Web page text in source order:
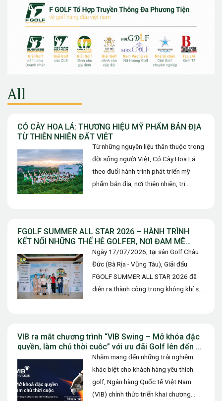
All
CỎ CÂY HOA LÁ: THƯƠNG HIỆU MỸ PHẨM BẢN ĐỊA
TỪ THIÊN NHIÊN ĐẤT VIỆT
Từ những nguyên liệu thân thuộc trong
đời sống người Việt, Cỏ Cây Hoa Lá
theo đuổi hành trình phát triển mỹ
phẩm bản địa, nơi thiên nhiên, tri
FGOLF SUMMER ALL STAR 2026 – HÀNH TRÌNH
KẾT NỐI NHỮNG THẾ HỆ GOLFER, NƠI ĐAM MÊ
ĐƯỢC TIẾP NỐI VÀ TỎA SÁNGNgày 17/07/2026, tại sân Golf Châu
Đức (Bà Rịa - Vũng Tàu), Giải đấu
FGOLF SUMMER ALL STAR 2026 đã
diễn ra thành công trong không khí sôi
VIB ra mắt chương trình “VIB Swing – Mở khóa đặc
quyền, làm chủ thời cuộc” với ưu đãi Golf lên đến 10
Nhằm mang đến những trải nghiệm
khác biệt cho khách hàng yêu thích
golf, Ngân hàng Quốc tế Việt Nam
(VIB) chính thức triển khai chương